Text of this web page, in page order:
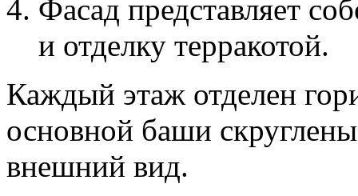
Фасад представляет
и отделку терракотой.
Каждый этаж отделен
основной баши
внешний вид.